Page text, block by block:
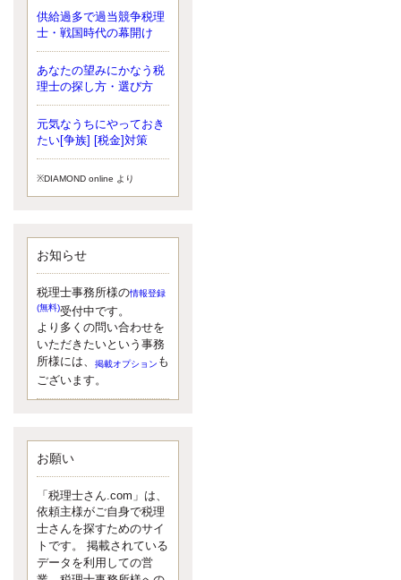
ップしようと思いましたが、そこ
はセンスある後のブロガーに任せ
ようと思います。
更新:2017年5月1日(大阪市北区)
---------------------
サクセス会計事務所
サクセス税理士のお役立ち
ブログ
平成２７年１月１日以降開始の相
続より、相続税の基礎控除額（相
続税が課税されない遺産の上限
しています。
更新:2017年5月1日(大阪市中央区)
湘南BUN税理士事務所
湘南のぽっちゃり女性税理
士松村文子と湘南ＢＵ
また最近、税理士試験のご相談を
受けることおおくなりました。受
験申し込み受け付け開始になるか
ダメと思う前に、全力で勝負して
みたいです！
京都のやわらか女性税理
イクメン税理士による税金
ブログです。
供給過多で過当競争税理
士・戦国時代の幕開け
あなたの望みにかなう税
理士の探し方・選び方
元気なうちにやっておき
たい[争族] [税金]対策
※DIAMOND online より
お知らせ
税理士事務所様の情報登録
(無料)受付中です。
より多くの問い合わせを
いただきたいという事務
所様には、
掲載オプション も
ございます。
お願い
「税理士さん.com」は、
依頼主様がご自身で税理
士さんを探すためのサイ
トです。 掲載されている
データを利用しての営